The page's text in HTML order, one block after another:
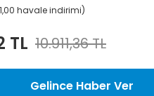
havale indirimi)
TL 10.911,36 TL
Gelince Haber Ver